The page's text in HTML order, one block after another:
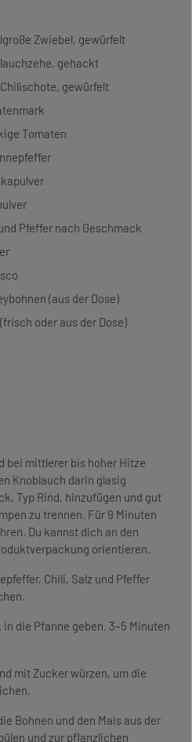
Zwiebel, gewürfelt
gehackt
gewürfelt
Tomaten
Pfeffer nach Geschmack
(aus der Dose)
oder aus der Dose)
bei mittlerer bis hoher Hitze
Knoblauch darin glasig
Typ Rind, hinzufügen und gut
zu trennen. Für 9 Minuten
Du kannst dich an den
orientieren.
Chili, Salz und Pfeffer
die Pfanne geben. 3–5 Minuten
mit Zucker würzen, um die
Bohnen und den Mais aus der
und zur pflanzlichen